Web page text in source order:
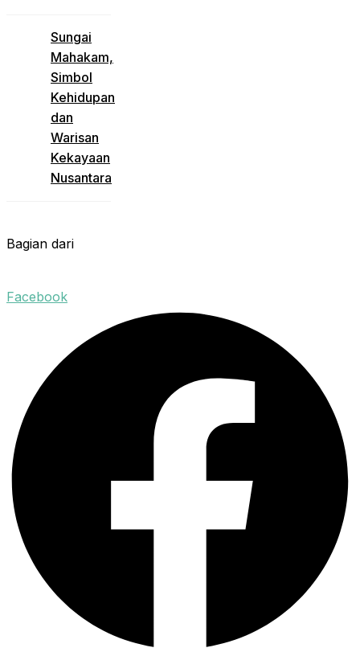
Sungai
Mahakam,
Simbol
Kehidupan
dan
Warisan
Kekayaan
Nusantara
Bagian dari
Facebook